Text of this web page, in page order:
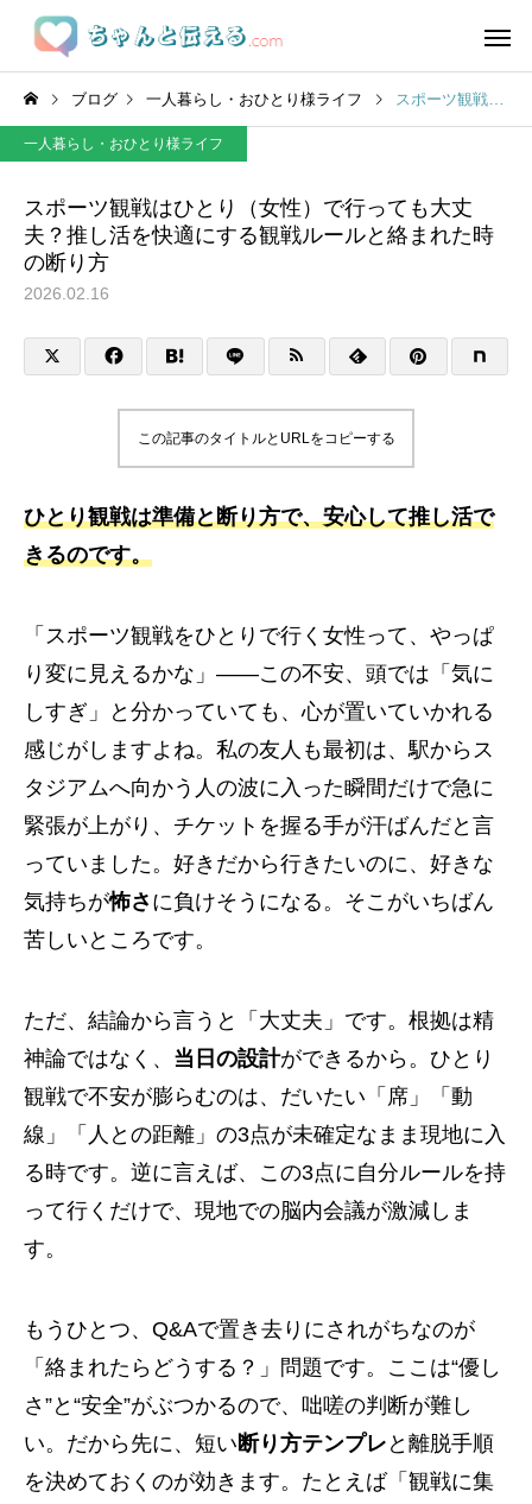
ブログ 一人暮らし・おひとり様ライフ スポーツ観戦はひとり（女性）で行っても大丈夫？推し活を快適にする観戦ルールと絡まれた時の断り方
一人暮らし・おひとり様ライフ
スポーツ観戦はひとり（女性）で行っても大丈
夫？推し活を快適にする観戦ルールと絡まれた時
の断り方
2026.02.16
この記事のタイトルとURLをコピーする
ひとり観戦は準備と断り方で、安心して推し活で
きるのです。
「スポーツ観戦をひとりで行く女性って、やっぱ
り変に見えるかな」——この不安、頭では「気に
しすぎ」と分かっていても、心が置いていかれる
感じがしますよね。私の友人も最初は、駅からス
タジアムへ向かう人の波に入った瞬間だけで急に
緊張が上がり、チケットを握る手が汗ばんだと言
っていました。好きだから行きたいのに、好きな
気持ちが怖さ に負けそうになる。そこがいちばん
苦しいところです。
ただ、結論から言うと「大丈夫」です。根拠は精
神論ではなく、 当日の設計ができるから。ひとり
観戦で不安が膨らむのは、だいたい「席」「動
線」「人との距離」の3点が未確定なまま現地に入
る時です。逆に言えば、この3点に自分ルールを持
って行くだけで、現地での脳内会議が激減しま
す。
もうひとつ、Q&Aで置き去りにされがちなのが
「絡まれたらどうする？」問題です。ここは“優し
さ”と“安全”がぶつかるので、咄嗟の判断が難し
い。だから先に、短い断り方テンプレ と離脱手順
を決めておくのが効きます。たとえば「観戦に集